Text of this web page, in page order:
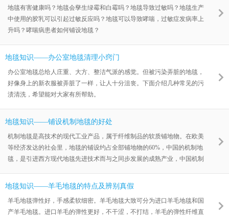
地毯有害健康吗？地毯会孳生绿霉和白霉吗？地毯导致过敏吗？地毯生产
中使用的胶乳可以引起过敏反应吗？地毯可以导致哮喘，过敏症发病率上
升吗？哮喘病患者如何铺设地毯？
地毯知识——办公室地毯清理小窍门
办公室地毯总给人庄重、大方、整洁气派的感觉。但被污染弄脏的地毯，
好像身上的新衣服被弄脏了一样，让人十分沮丧。下面介绍几种常见的污
渍清洗，希望能对大家有所帮助。
地毯知识——铺设机制地毯的好处
机制地毯是高技术的现代工业产品，属于纤维制品的软质铺地物。在欧美
等经济发达的社会里，地毯的铺设约占全部铺地物的60%，中国的机制地
毯，是引进西方现代地毯先进技术而与之同步发展的成熟产业，中国机制
铺地物，更为实用、艺术、便宜。其实用功能有六个优点
地毯知识——羊毛地毯的特点及辨别真假
羊毛地毯弹性好，手感柔软细密。羊毛地毯大致可分为进口羊毛地毯和国
产羊毛地毯。进口羊毛的弹性更好，不干涩，不打结，羊毛的弹性纤维直